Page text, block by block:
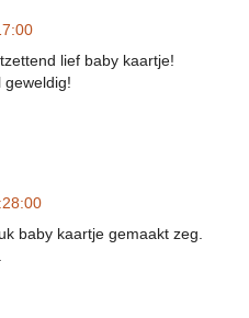
lief baby kaartje!
geweldig!
baby kaartje gemaakt zeg.